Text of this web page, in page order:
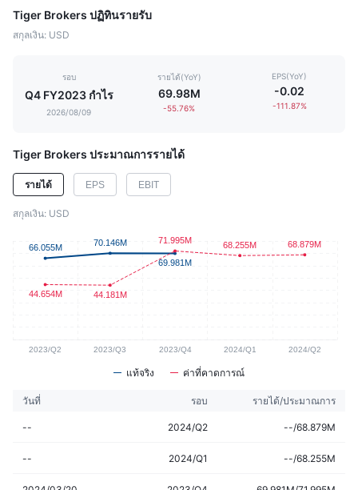
Tiger Brokers ปฏิทินรายรับ
สกุลเงิน: USD
รอบ
Q4 FY2023 กำไร
2026/08/09
รายได้(YoY)
69.98M
-55.76%
EPS(YoY)
-0.02
-111.87%
Tiger Brokers ประมาณการรายได้
รายได้ EPS EBIT
สกุลเงิน: USD
แท้จริง ค่าที่คาดการณ์
วันที่ รอบ รายได้/ประมาณการ
-- 2024/Q2 --/68.879M
-- 2024/Q1 --/68.255M